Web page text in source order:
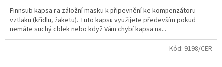
Finnsub kapsa na záložní masku k připevnění ke kompenzátoru
vztlaku (křídlu, žaketu). Tuto kapsu využijete především pokud
nemáte suchý oblek nebo když Vám chybí kapsa na...
Kód: 9198/CER